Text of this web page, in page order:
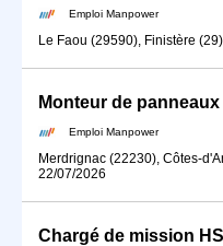
Emploi Manpower
Le Faou (29590), Finistère
Monteur de
Emploi Manpower
Merdrignac (22230), Côtes-
22/07/2026
Chargé de mission